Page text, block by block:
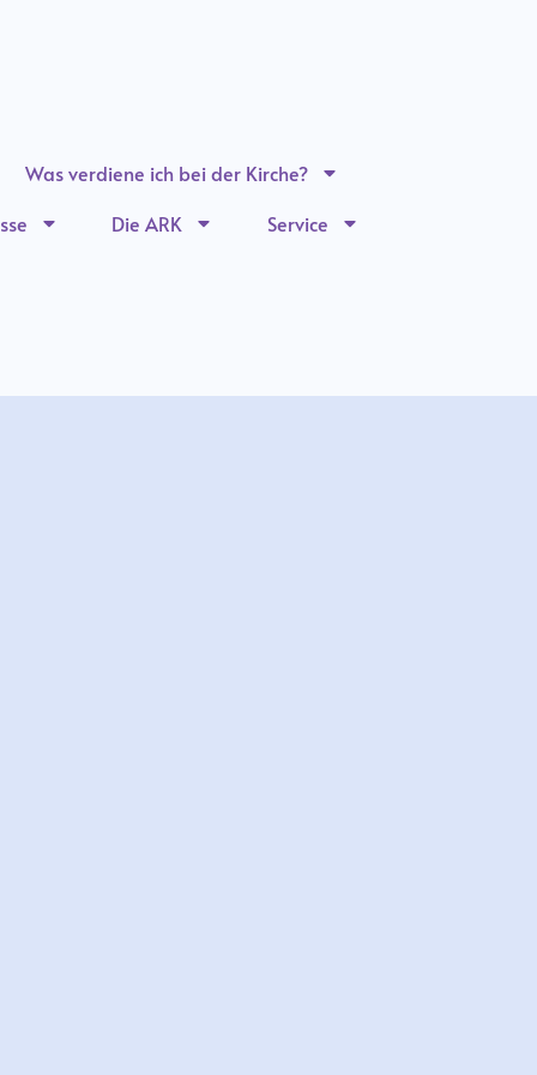
Was verdiene ich bei der Kirche?
Die ARK Service